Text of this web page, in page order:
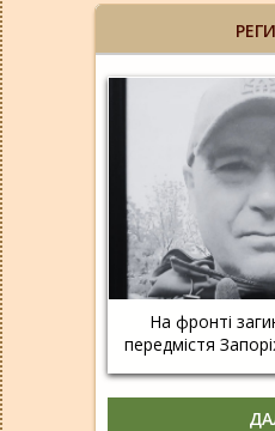
На фронті
передмістя